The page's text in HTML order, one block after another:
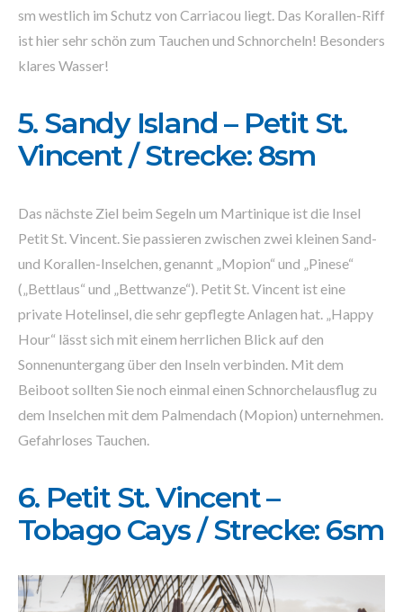
sm westlich im Schutz von Carriacou liegt. Das Korallen-Riff
ist hier sehr schön zum Tauchen und Schnorcheln! Besonders
klares Wasser!
5. Sandy Island – Petit St.
Vincent / Strecke: 8sm
Das nächste Ziel beim Segeln um Martinique ist die Insel
Petit St. Vincent. Sie passieren zwischen zwei kleinen Sand-
und Korallen-Inselchen, genannt „Mopion“ und „Pinese“
(„Bettlaus“ und „Bettwanze“). Petit St. Vincent ist eine
private Hotelinsel, die sehr gepflegte Anlagen hat. „Happy
Hour“ lässt sich mit einem herrlichen Blick auf den
Sonnenuntergang über den Inseln verbinden. Mit dem
Beiboot sollten Sie noch einmal einen Schnorchelausflug zu
dem Inselchen mit dem Palmendach (Mopion) unternehmen.
Gefahrloses Tauchen.
6. Petit St. Vincent –
Tobago Cays / Strecke: 6sm